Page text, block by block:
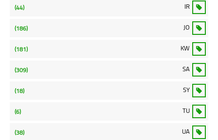
IR
(44)
JO
(186)
KW
(181)
SA
(309)
SY
(18)
TU
(6)
UA
(38)